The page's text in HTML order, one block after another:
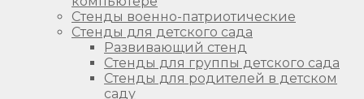
Стенды военно-патриотические
Стенды для детского сада
Развивающий стенд
Стенды для группы детского сада
Стенды для родителей в детском
саду